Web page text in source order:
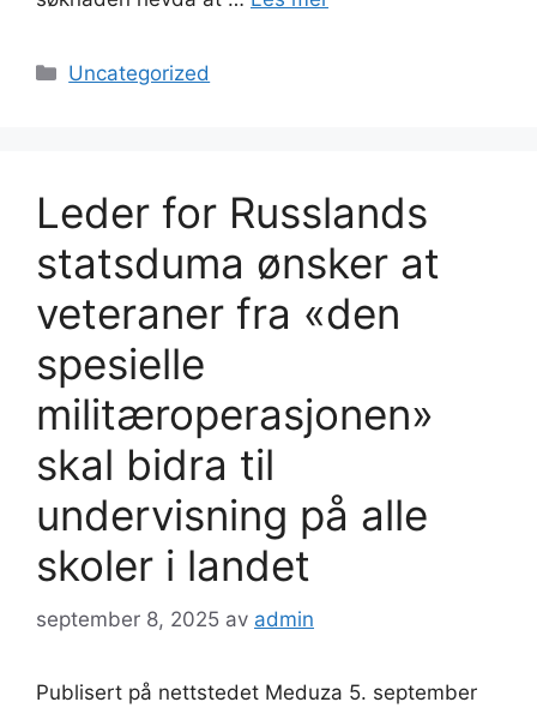
Kategorier
Uncategorized
Leder for Russlands
statsduma ønsker at
veteraner fra «den
spesielle
militæroperasjonen»
skal bidra til
undervisning på alle
skoler i landet
september 8, 2025 av admin
Publisert på nettstedet Meduza 5. september